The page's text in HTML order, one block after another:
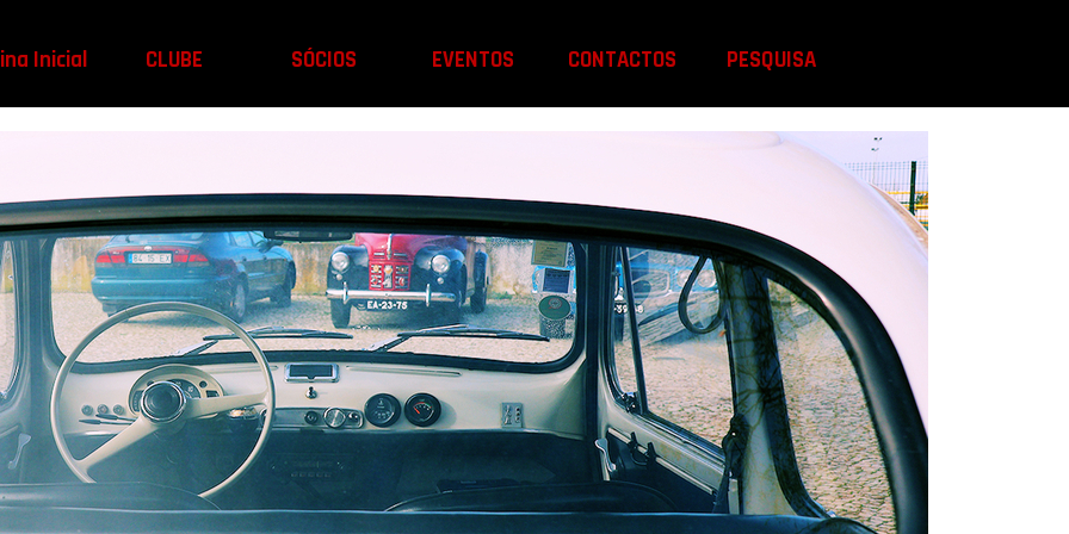
Inicial CLUBE SÓCIOS EVENTOS CONTACTOS PESQUISA